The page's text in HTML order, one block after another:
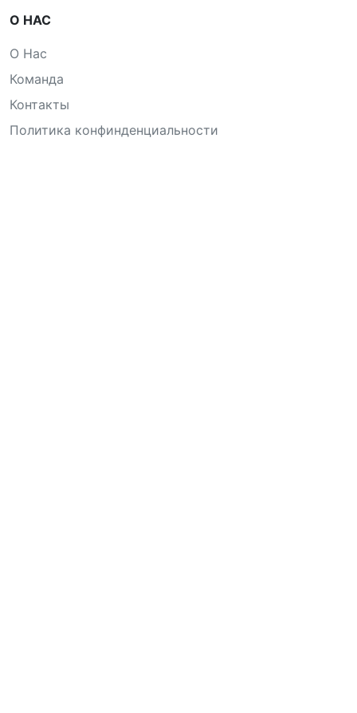
О НАС
О Нас
Команда
Контакты
Политика конфинденциальности